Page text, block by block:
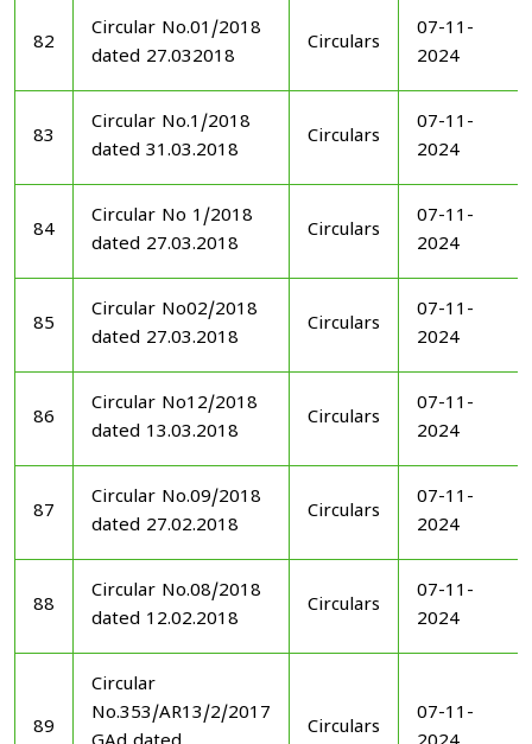
82
Circular No.01/2018
dated 27.032018
Circulars
07-11-
2024
83
Circular No.1/2018
dated 31.03.2018
Circulars
07-11-
2024
84
Circular No 1/2018
dated 27.03.2018
Circulars
07-11-
2024
85
Circular No02/2018
dated 27.03.2018
Circulars
07-11-
2024
86
Circular No12/2018
dated 13.03.2018
Circulars
07-11-
2024
87
Circular No.09/2018
dated 27.02.2018
Circulars
07-11-
2024
88
Circular No.08/2018
dated 12.02.2018
Circulars
07-11-
2024
89
Circular
No.353/AR13/2/2017
Circulars
07-11-